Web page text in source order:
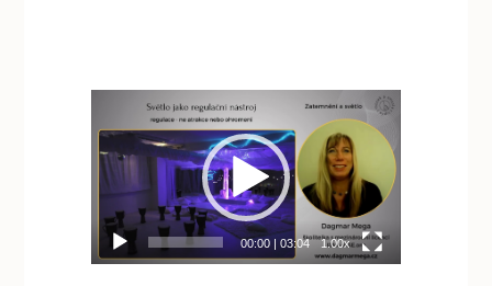
přehrávač
00:00 |03:04 1.00x